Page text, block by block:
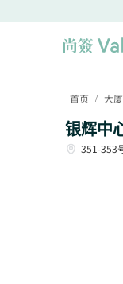
首页 / 大
银辉中
351-353